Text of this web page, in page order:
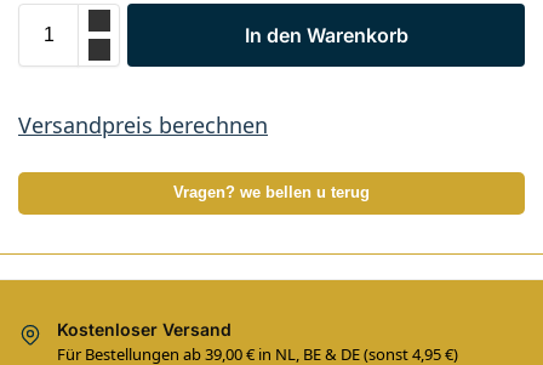
In den Warenkorb
Versandpreis berechnen
Vragen? we bellen u terug
Kostenloser Versand
Für Bestellungen ab 39,00 € in NL, BE & DE (sonst 4,95 €)